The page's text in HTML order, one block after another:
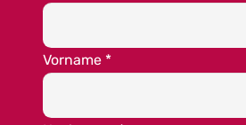
Vorname *